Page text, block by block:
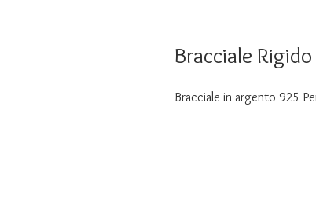
Bracciale
Bracciale in argento 925